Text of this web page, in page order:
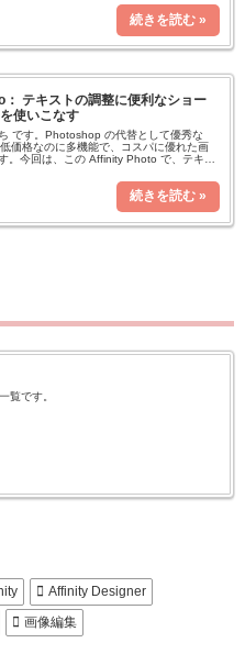
テキストの調整に便利なショー
使いこなす
です。Photoshop の代替として優秀な
価格なのに多機能で、コスパに優れた画
。今回は、この Affinity Photo で、テキス
覧です。
Affinity Designer
画像編集